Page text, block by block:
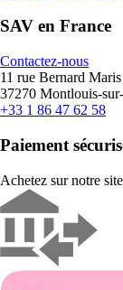
SAV en France
Contactez-nous
11 rue Bernard Maris
37270 Montlouis-
+33 1 86 47 62 58
Paiement
Achetez sur notre